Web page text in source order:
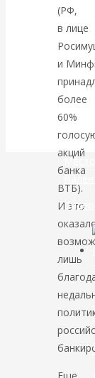
кризис
сфере
уже
(РФ,
в лице
и
более
60%
акций
банка
ВТБ).
И это
лишь
Видео